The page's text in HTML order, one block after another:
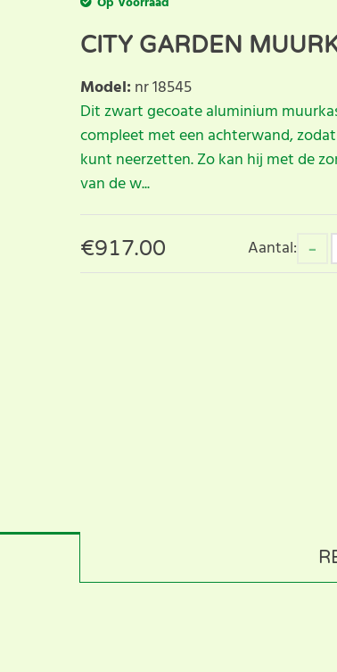
CITY GARDEN
Model: nr 18545
Dit zwart gecoate aluminium
compleet met een achterwand,
kunt neerzetten. Zo kan hij met de
van de w...
€917.00 Aantal: